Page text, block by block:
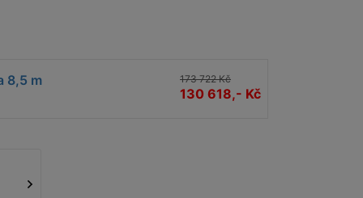
8,5 m 173 722 Kč
130 618,- Kč